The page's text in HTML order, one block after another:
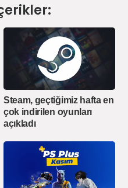
Steam, geçtiğimiz hafta en
çok indirilen oyunları
açıkladı